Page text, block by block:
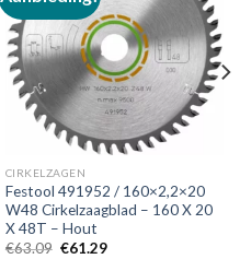
Toevoegen
aan
verlanglijst
CIRKELZAGEN
Festool 491952 / 160×2,2×20
W48 Cirkelzaagblad – 160 X 20
X 48T – Hout
€63.09 Oorspronkelijke
€61.29Huidige